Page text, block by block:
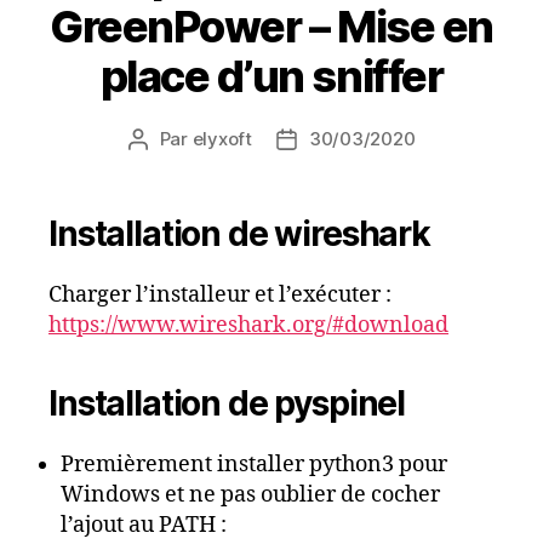
GreenPower – Mise en
place d’un sniffer
Auteur
Par elyxoft
Date30/03/2020
Installation de wireshark
Charger l’installeur et l’exécuter :
https://www.wireshark.org/#download
Installation de pyspinel
Premièrement installer python3 pour
Windows et ne pas oublier de cocher
l’ajout au PATH :